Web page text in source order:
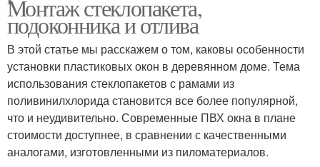
Монтаж стеклопакета,
подоконника и отлива
В этой статье мы расскажем о том, каковы особенности
установки пластиковых окон в деревянном доме. Тема
использования стеклопакетов с рамами из
поливинилхлорида становится все более популярной,
что и неудивительно. Современные ПВХ окна в плане
стоимости доступнее, в сравнении с качественными
аналогами, изготовленными из пиломатериалов.